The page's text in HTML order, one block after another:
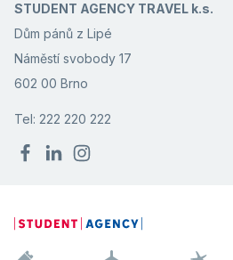
STUDENT AGENCY TRAVEL k.s.
Dům pánů z Lipé
Náměstí svobody 17
602 00 Brno
Tel: 222 220 222